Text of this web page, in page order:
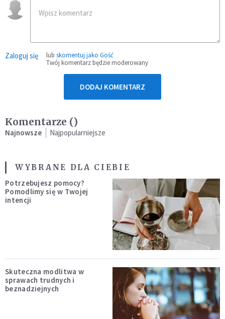
Zaloguj się lub skomentuj jako Gość
Twój komentarz będzie moderowany
DODAJ KOMENTARZ
Komentarze ()
Najnowsze Najpopularniejsze
WYBRANE DLA CIEBIE
Potrzebujesz pomocy?
Pomodlimy się w Twojej
intencji
Skuteczna modlitwa w
sprawach trudnych i
beznadziejnych